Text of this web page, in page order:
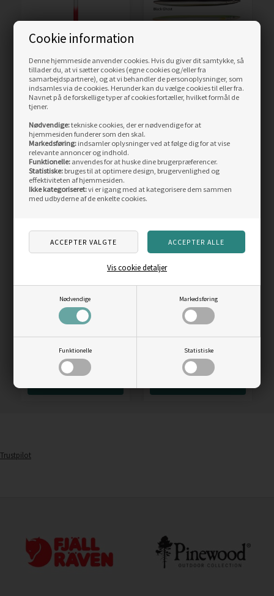
Cookie information
Denne hjemmeside anvender cookies. Hvis du giver dit samtykke, så
tillader du, at vi sætter cookies (egne cookies og/eller fra
samarbejdspartnere), og at vi behandler de personoplysninger, som
indsamles via de cookies. Herunder kan du vælge cookies til eller fra.
Navnet på de forskellige typer af cookies fortæller, hvilket formål de
tjener.
Nødvendige:tekniske cookies, der er nødvendige for at
hjemmesiden funderer som den skal.
Markedsføring: indsamler oplysninger ved at følge dig for at vise
relevante annoncer og indhold.
Funktionelle: anvendes for at huske dine brugerpræferencer.
Statistiske: bruges til at optimere design, brugervenlighed og
effektiviteten af hjemmesiden.
Ikke kategoriseret:vi er igang med at kategorisere dem sammen
med udbyderne af de enkelte cookies.
Nødvendige Markedsføring
Funktionelle Statistiske
Vis cookie detaljer
Kinetic Depth Diver pirk
300gr, pearl/red
LÆS MERE
Savage Gear Sandeel
Line Thru, 19g / 12,5cm
LÆS MERE
SIDST SETE PRODUKTER
Zebco Fladfisk- /
surfcasting forfang med
righolder, nr. 7
DKK
Kinetic Sabiki Pro Rig
sort/rød 60 g
DKK
Trustpilot